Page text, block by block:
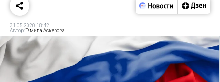
31.05.2020 18:42
Автор:Тамила Аскерова